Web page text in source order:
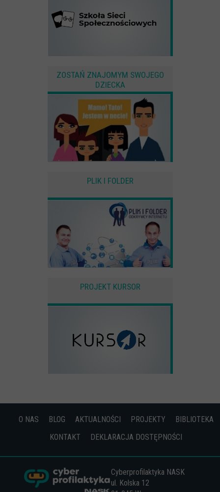
ZOSTAŃ ZNAJOMYM SWOJEGO
DZIECKA
PLIK I FOLDER
PROJEKT KURSOR
O NAS BLOG AKTUALNOŚCI PROJEKTY
BIBLIOTEKA
KONTAKT
DEKLARACJA DOSTĘPNOŚCI
Cyberprofilaktyka NASK
ul. Kolska 12